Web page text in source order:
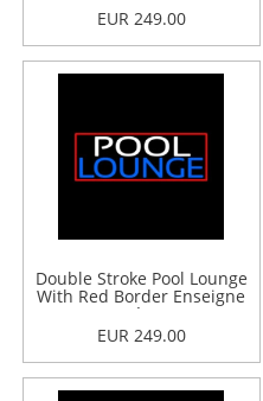
EUR 249.00
Double Stroke Pool Lounge
With Red Border Enseigne
Néon
EUR 249.00